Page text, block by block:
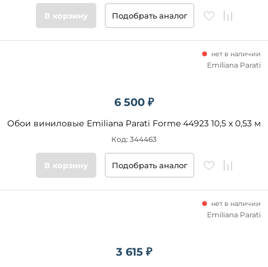
В корзину Подобрать аналог
6 500 ₽
Обои виниловые Emiliana Parati Forme 44923 10,5 x 0,53 м
нет в наличии
Код: 344463
Emiliana Parati
В корзину Подобрать аналог
3 615 ₽
нет в наличии
Emiliana Parati